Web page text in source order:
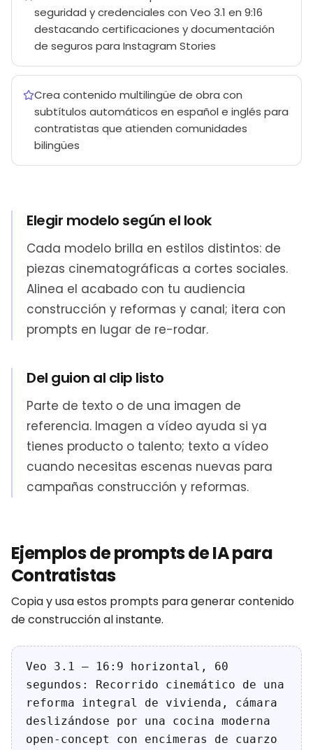
seguridad y credenciales con Veo 3.1 en 9:16
destacando certificaciones y documentación
de seguros para Instagram Stories
Crea contenido multilingüe de obra con
subtítulos automáticos en español e inglés para
contratistas que atienden comunidades
bilingües
Elegir modelo según el look
Cada modelo brilla en estilos distintos: de
piezas cinematográficas a cortes sociales.
Alinea el acabado con tu audiencia
construcción y reformas y canal; itera con
prompts en lugar de re-rodar.
Del guion al clip listo
Parte de texto o de una imagen de
referencia. Imagen a vídeo ayuda si ya
tienes producto o talento; texto a vídeo
cuando necesitas escenas nuevas para
campañas construcción y reformas.
Ejemplos de prompts de IA para
Contratistas
Copia y usa estos prompts para generar contenido
de construcción al instante.
Veo 3.1 — 16:9 horizontal, 60
segundos: Recorrido cinemático de una
reforma integral de vivienda, cámara
deslizándose por una cocina moderna
open-concept con encimeras de cuarzo